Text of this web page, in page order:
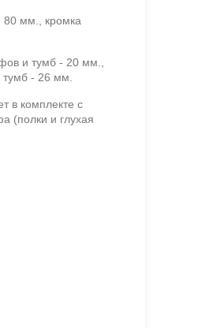
мм., кромка
и тумб - 20 мм.,
- 26 мм.
в комплекте с
(полки и глухая